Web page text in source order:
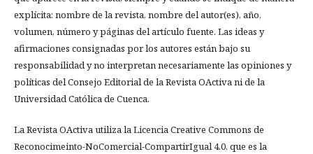
explícita: nombre de la revista, nombre del autor(es), año,
volumen, número y páginas del artículo fuente. Las ideas y
afirmaciones consignadas por los autores están bajo su
responsabilidad y no interpretan necesariamente las opiniones y
políticas del Consejo Editorial de la Revista OActiva ni de la
Universidad Católica de Cuenca.
La Revista OActiva utiliza la Licencia Creative Commons de
Reconocimeinto-NoComercial-CompartirIgual 4.0, que es la